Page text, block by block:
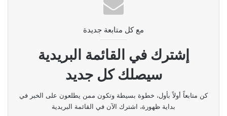
مع كل متابعة جديدة
إشترك في القائمة البريدية
سيصلك كل جديد
كن متابعاً أولاً بأول، خطوة بسيطة وتكون ممن يطلعون على الخبر في
بداية ظهورة، اشترك الآن في القائمة البريدية